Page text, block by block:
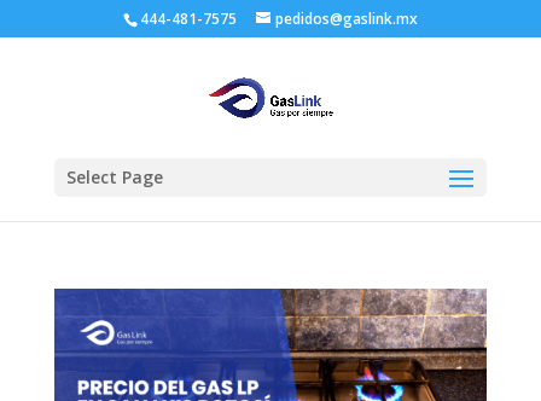
444-481-7575 pedidos@gaslink.mx
Select Page